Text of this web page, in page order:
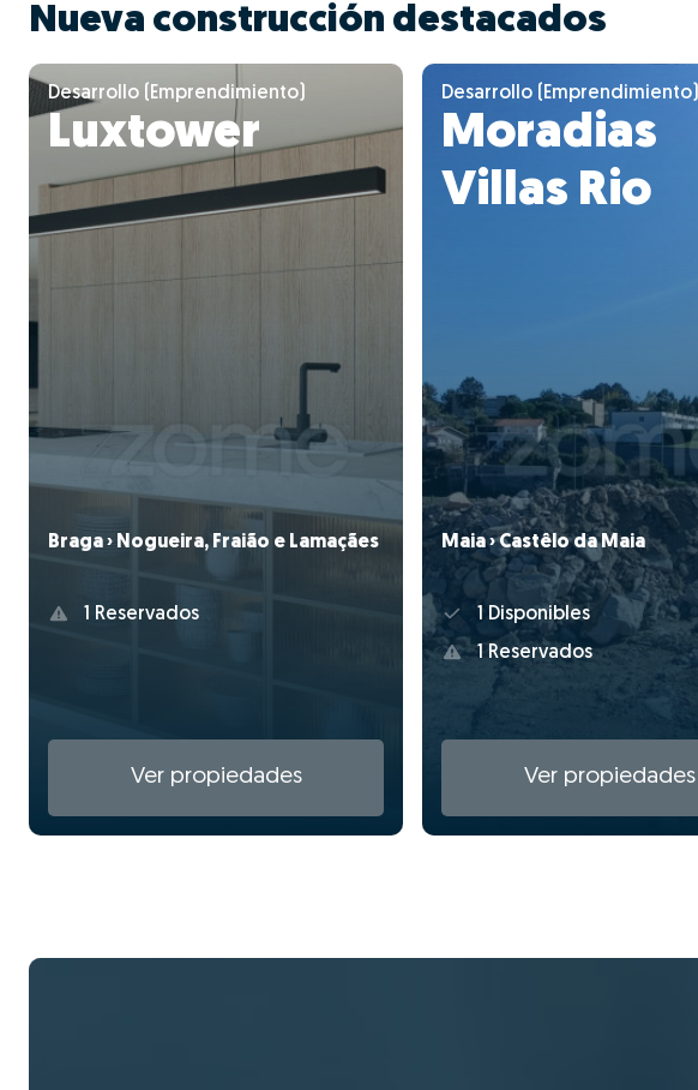
Nueva construcción destacados
Desarrollo (Emprendimiento)
Luxtower
Braga › Nogueira, Fraião e Lamaçães
1 Reservados
Ver propiedades
Desarrollo (Emprendimiento)
Moradias
Villas Rio
Maia › Castêlo da Maia
1 Disponibles
1 Reservados
Ver propiedades